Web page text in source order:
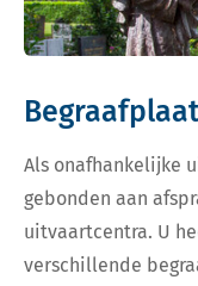
Als onafhankelijke
gebonden aan
uitvaartcentra. U
verschillende